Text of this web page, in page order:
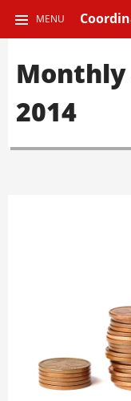
MENU
AU
PRINCIPAL
2014